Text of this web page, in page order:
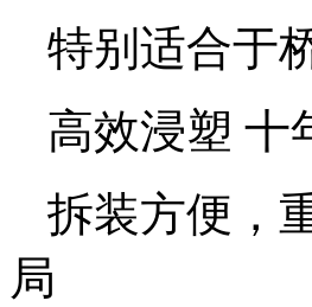
特别适合于
高效浸塑 十
拆装方便，
局